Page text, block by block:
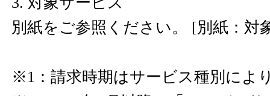
別紙をご参照ください。 [別紙：対
※1：請求時期はサービス種別によ